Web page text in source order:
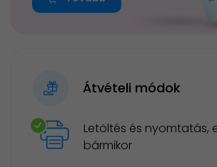
Átvételi módok
Letöltés és nyomtatás,
bármikor